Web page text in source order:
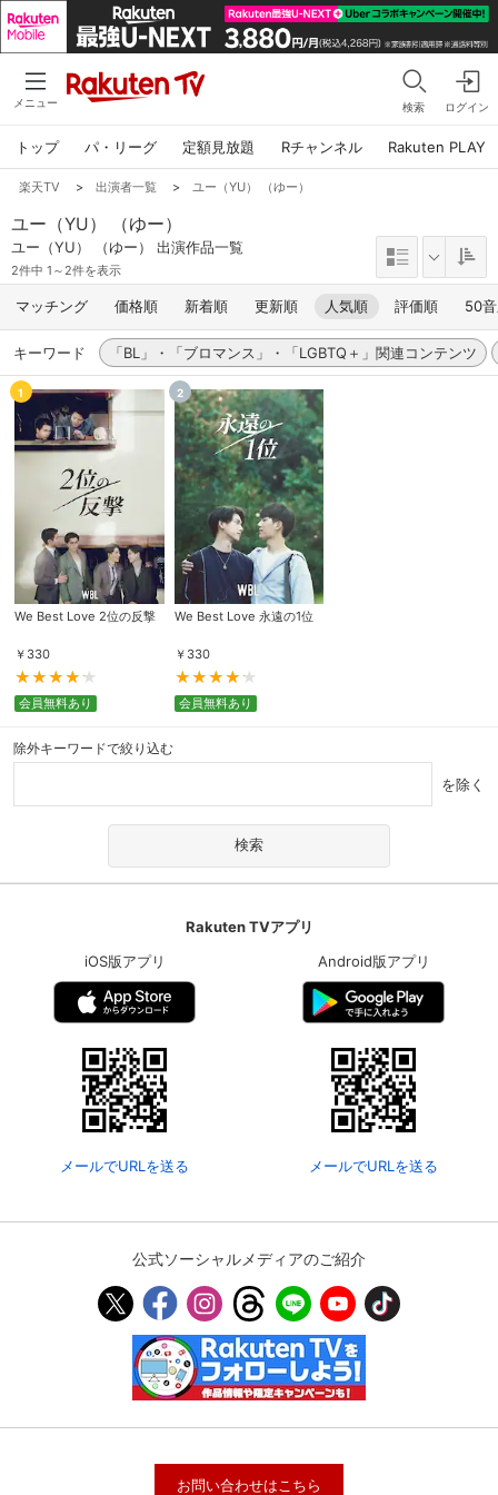
メニュー 検索 ログイン
トップ パ・リーグ 定額見放題 Rチャンネル Rakuten PLAY
楽天TV > 出演者一覧 > ユー（YU） （ゆー）
ユー（YU） （ゆー）
ユー（YU） （ゆー） 出演作品一覧
2件中 1～2件を表示
マッチング 価格順 新着順 更新順 人気順 評価順 50
キーワード 「BL」・「ブロマンス」・「LGBTQ＋」関連コンテンツ
1
We Best Love 2位の反撃
￥ 330
会員無料あり
2
We Best Love 永遠の1位
￥ 330
会員無料あり
除外キーワードで絞り込む
を除く
Rakuten TVアプリ
iOS版アプリ
メールでURLを送る
Android版アプリ
メールでURLを送る
公式ソーシャルメディアのご紹介
お問い合わせはこちら